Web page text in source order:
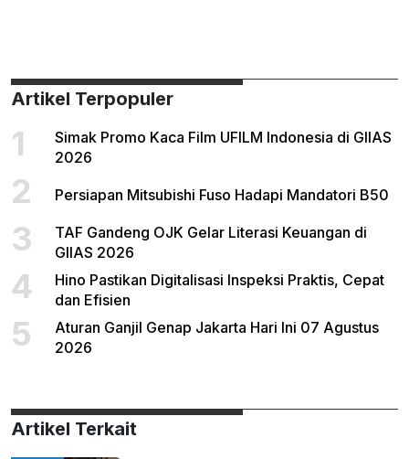
Artikel Terpopuler
1
Simak Promo Kaca Film UFILM Indonesia di GIIAS
2026
2 Persiapan Mitsubishi Fuso Hadapi Mandatori B50
3
TAF Gandeng OJK Gelar Literasi Keuangan di
GIIAS 2026
4
Hino Pastikan Digitalisasi Inspeksi Praktis, Cepat
dan Efisien
5
Aturan Ganjil Genap Jakarta Hari Ini 07 Agustus
2026
Artikel Terkait